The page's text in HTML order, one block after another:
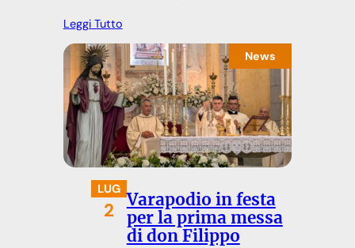
Leggi Tutto
News
LUG
2
Varapodio in festa
per la prima messa
di don Filippo